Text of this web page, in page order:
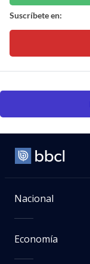
Suscríbete en:
Nacional
Economía